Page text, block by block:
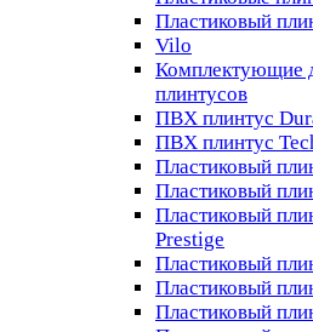
Пластиковый
Vilo
Комплектующие
плинтусов
ПВХ плинтус
ПВХ плинтус
Пластиковый
Пластиковый
Пластиковый
Prestige
Пластиковый
Пластиковый
Пластиковый